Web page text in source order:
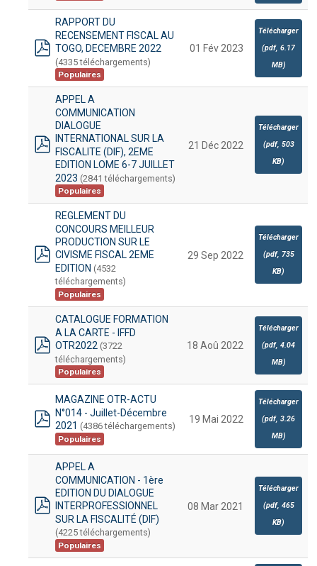
pdf
RAPPORT DU
RECENSEMENT FISCAL AU
TOGO, DECEMBRE 2022
(4335 téléchargements)
Populaires
01 Fév 2023
Télécharger
(pdf, 6.17
MB)
pdf
APPEL A
COMMUNICATION
DIALOGUE
INTERNATIONAL SUR LA
FISCALITE (DIF), 2EME
EDITION LOME 6-7 JUILLET
2023 (2841 téléchargements)
Populaires
21 Déc 2022
Télécharger
(pdf, 503
KB)
pdf
REGLEMENT DU
CONCOURS MEILLEUR
PRODUCTION SUR LE
CIVISME FISCAL 2EME
EDITION (4532
téléchargements)
Populaires
29 Sep 2022
Télécharger
(pdf, 735
KB)
pdf
CATALOGUE FORMATION
A LA CARTE - IFFD
OTR2022 (3722
téléchargements)
Populaires
18 Aoû 2022
Télécharger
(pdf, 4.04
MB)
pdf
MAGAZINE OTR-ACTU
N°014 - Juillet-Décembre
2021 (4386 téléchargements)
Populaires
19 Mai 2022
Télécharger
(pdf, 3.26
MB)
pdf
APPEL A
COMMUNICATION - 1ère
EDITION DU DIALOGUE
INTERPROFESSIONNEL
SUR LA FISCALITÉ (DIF)
(4225 téléchargements)
Populaires
08 Mar 2021
Télécharger
(pdf, 465
KB)